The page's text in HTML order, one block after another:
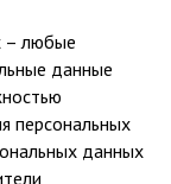
– любые
данные
персональных
данных